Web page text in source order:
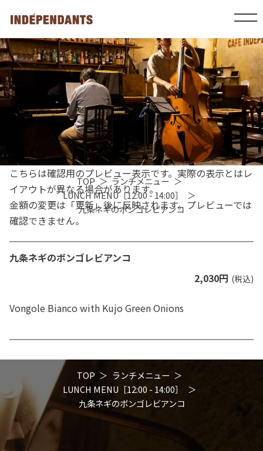
TOP
ランチメニュー
LUNCH MENU［12:00 - 14:00］
九条ネギのボンゴレビアンコ
こちらは確認用のプレビュー表示です。実際の表示とはレ
イアウトが異なる場合があります。
金額の変更は「更新」後に反映されます。プレビューでは
確認できません。
九条ネギのボンゴレビアンコ
2,030円 (税込)
Vongole Bianco with Kujo Green Onions
TOP
ランチメニュー
LUNCH MENU［12:00 - 14:00］
九条ネギのボンゴレビアンコ